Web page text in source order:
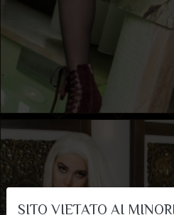
SITO VIETATO AI